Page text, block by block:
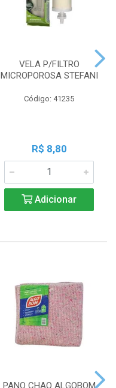
VELA P/FILTRO
MICROPOROSA STEFANI
Código: 41235
R$ 8,80
Adicionar
PANO CHAO ALGOBOM